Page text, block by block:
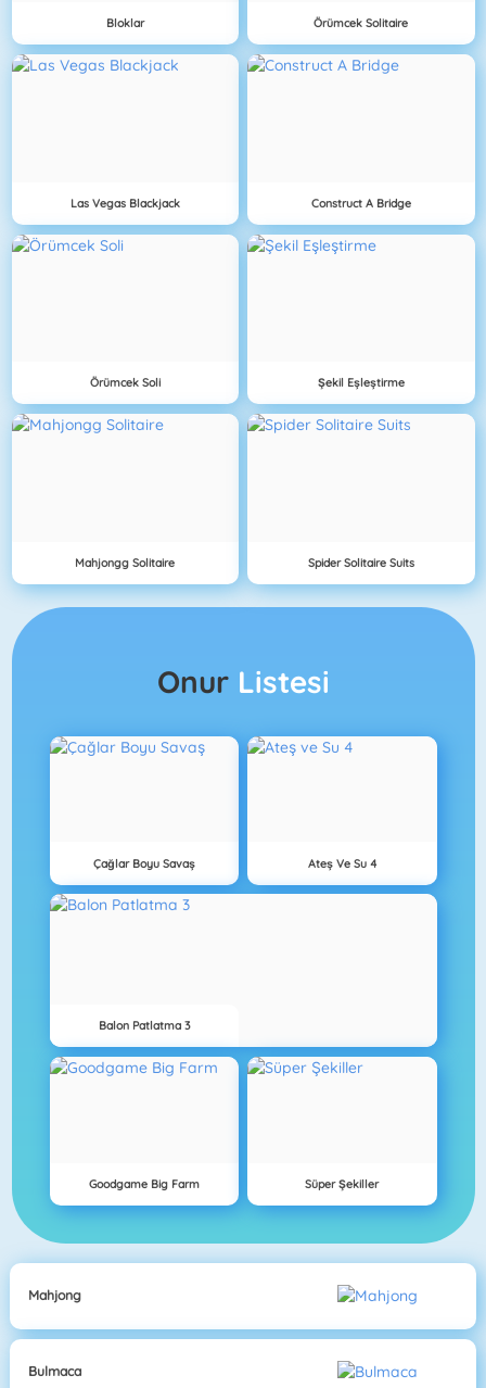
Bloklar Örümcek Solitaire
Las Vegas Blackjack Construct A Bridge
Örümcek Soli Şekil Eşleştirme
Mahjongg Solitaire Spider Solitaire Suits
Onur Listesi
Çağlar Boyu Savaş Ateş Ve Su 4
Balon Patlatma 3
Goodgame Big Farm Süper Şekiller
Mahjong
Bulmaca